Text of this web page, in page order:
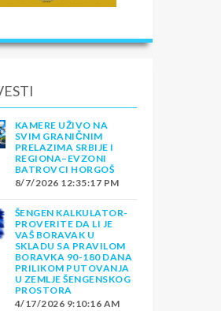
KAMERE UŽIVO NA
SVIM GRANIČNIM
PRELAZIMA SRBIJE I
REGIONA–EVZONI
BATROVCI HORGOŠ
8/7/2026 12:35:17 PM
ŠENGEN KALKULATOR-
PROVERITE DA LI JE
VAŠ BORAVAK U
SKLADU SA PRAVILOM
BORAVKA 90-180 DANA
PRILIKOM PUTOVANJA
U ZEMLJE ŠENGENSKOG
PROSTORA
4/17/2026 9:10:16 AM